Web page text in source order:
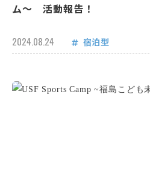
ム～ 活動報告！
2024.08.24 宿泊型